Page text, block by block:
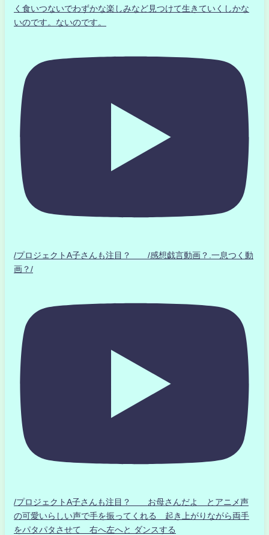
く食いつないでわずかな楽しみなど見つけて生きていくしかな
いのです。ないのです。
/プロジェクトA子さんも注目？ /感想戯言動画？.一息つく動
画？/
/プロジェクトA子さんも注目？ お母さんだよ とアニメ声
の可愛いらしい声で手を振ってくれる 起き上がりながら両手
をパタパタさせて 右へ左へと ダンスする